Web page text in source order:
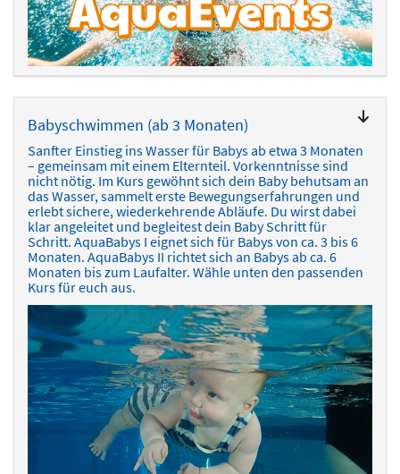
Babyschwimmen (ab 3 Monaten)
Sanfter Einstieg ins Wasser für Babys ab etwa 3 Monaten
– gemeinsam mit einem Elternteil. Vorkenntnisse sind
nicht nötig. Im Kurs gewöhnt sich dein Baby behutsam an
das Wasser, sammelt erste Bewegungserfahrungen und
erlebt sichere, wiederkehrende Abläufe. Du wirst dabei
klar angeleitet und begleitest dein Baby Schritt für
Schritt. AquaBabys I eignet sich für Babys von ca. 3 bis 6
Monaten. AquaBabys II richtet sich an Babys ab ca. 6
Monaten bis zum Laufalter. Wähle unten den passenden
Kurs für euch aus.